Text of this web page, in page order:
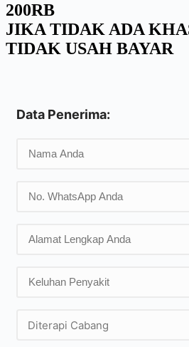
200RB
JIKA TIDAK ADA
TIDAK USAH BAYAR
Data Penerima:
Diterapi Cabang